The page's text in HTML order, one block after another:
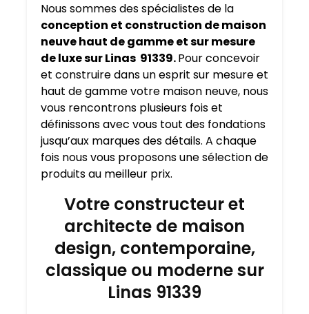
Nous sommes des spécialistes de la
conception et construction de maison
neuve haut de gamme et sur mesure
de luxe sur Linas 91339.Pour concevoir
et construire dans un esprit sur mesure et
haut de gamme votre maison neuve, nous
vous rencontrons plusieurs fois et
définissons avec vous tout des fondations
jusqu’aux marques des détails. A chaque
fois nous vous proposons une sélection de
produits au meilleur prix.
Votre constructeur et
architecte de maison
design, contemporaine,
classique ou moderne sur
Linas 91339